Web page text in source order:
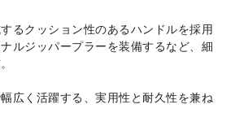
るクッション性のあるハンドルを採用
ルジッパープラーを装備するなど、細
広く活躍する、実用性と耐久性を兼ね